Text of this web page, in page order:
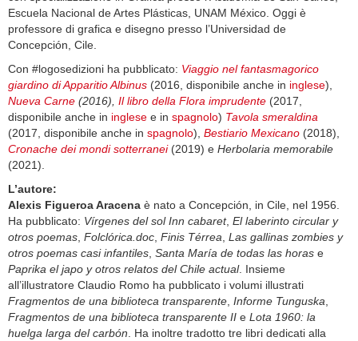
Escuela Nacional de Artes Plásticas, UNAM México. Oggi è
professore di grafica e disegno presso l’Universidad de
Concepción, Cile.
Con #logosedizioni ha pubblicato: Viaggio nel fantasmagorico
giardino di Apparitio Albinus (2016, disponibile anche in inglese),
Nueva Carne (2016), Il libro della Flora imprudente (2017,
disponibile anche in inglese e in spagnolo) Tavola smeraldina
(2017, disponibile anche in spagnolo), Bestiario Mexicano (2018),
Cronache dei mondi sotterranei(2019) e Herbolaria memorabile
(2021).
L’autore:
Alexis Figueroa Aracena è nato a Concepción, in Cile, nel 1956.
Ha pubblicato: Vírgenes del sol Inn cabaret, El laberinto circular y
otros poemas, Folclórica.doc, Finis Térrea, Las gallinas zombies y
otros poemas casi infantiles, Santa María de todas las horas e
Paprika el japo y otros relatos del Chile actual. Insieme
all’illustratore Claudio Romo ha pubblicato i volumi illustrati
Fragmentos de una biblioteca transparente, Informe Tunguska,
Fragmentos de una biblioteca transparente II e Lota 1960: la
huelga larga del carbón. Ha inoltre tradotto tre libri dedicati alla